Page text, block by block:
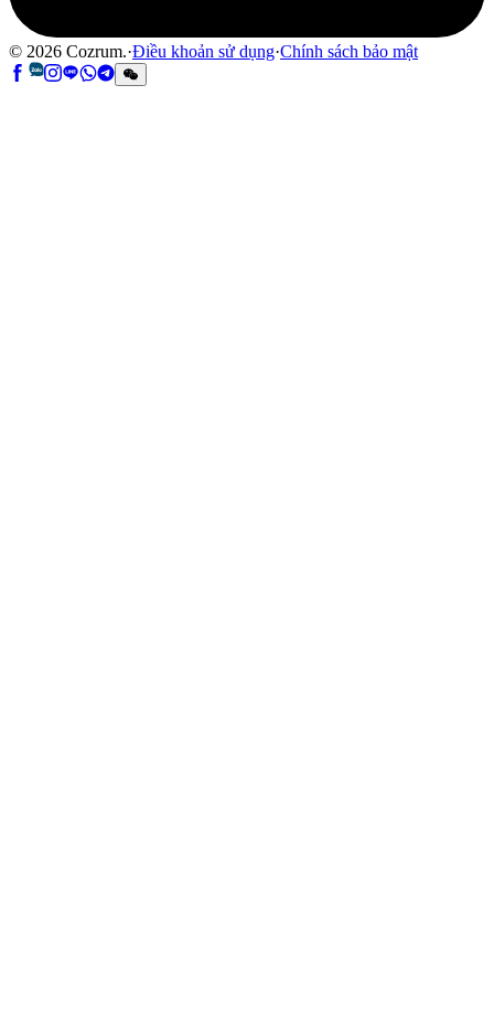
© 2026 Cozrum.·Điều khoản sử dụng·Chính sách bảo mật